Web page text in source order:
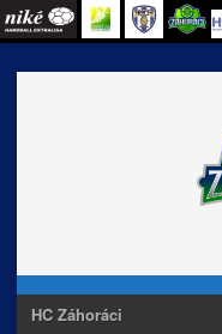
HC Záhoráci